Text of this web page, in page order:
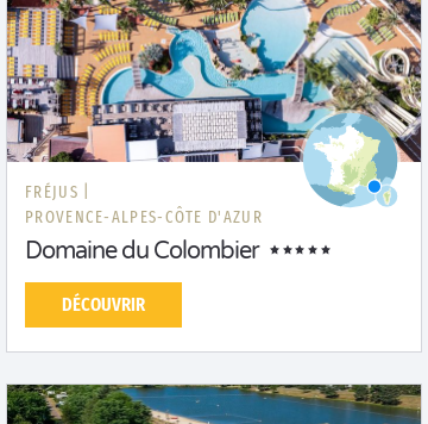
FRÉJUS |
PROVENCE-ALPES-CÔTE D'AZUR
Domaine du Colombier
DÉCOUVRIR